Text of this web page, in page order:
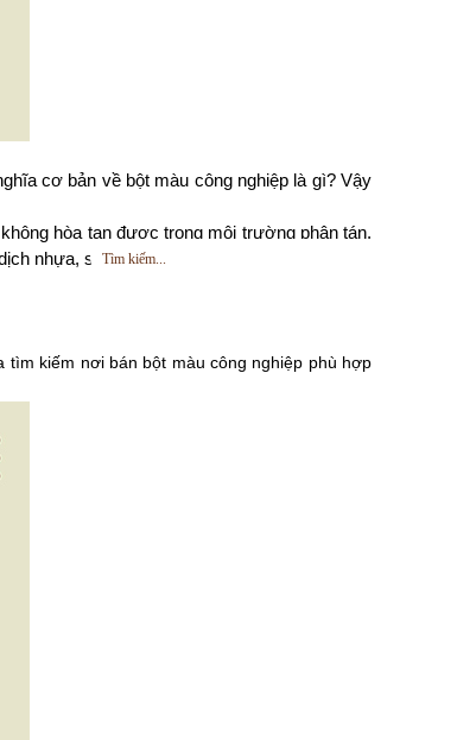
cơ bản về bột màu công nghiệp là gì? Vậy
hòa tan được trong môi trường phân tán.
nhựa, sơn, mực in,...
kiếm nơi bán bột màu công nghiệp phù hợp